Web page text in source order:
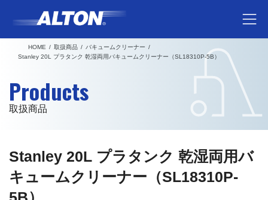
テ
ゲ
HOME 取扱商品
バキュームクリーナー
Stanley 20L プラタンク 乾湿両用バキュームクリーナー（SL18310P-5B）
Products
取扱商品
Stanley 20L プラタンク 乾湿両用バ
キュームクリーナー（SL18310P-